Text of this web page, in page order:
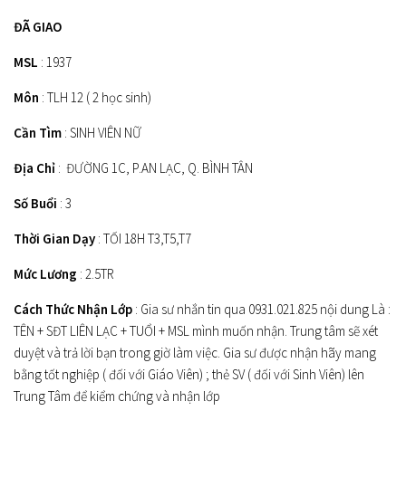
ĐÃ GIAO
MSL : 1937
Môn : TLH 12 ( 2 học sinh)
Cần Tìm : SINH VIÊN NỮ
Địa Chỉ : ĐƯỜNG 1C, P.AN LẠC, Q. BÌNH TÂN
Số Buổi : 3
Thời Gian Dạy : TỐI 18H T3,T5,T7
Mức Lương : 2.5TR
Cách Thức Nhận Lớp : Gia sư nhắn tin qua 0931.021.825 nội dung Là :
TÊN + SĐT LIÊN LẠC + TUỔI + MSL mình muốn nhận. Trung tâm sẽ xét
duyệt và trả lời bạn trong giờ làm việc. Gia sư được nhận hãy mang
bằng tốt nghiệp ( đối với Giáo Viên) ; thẻ SV ( đối với Sinh Viên) lên
Trung Tâm để kiểm chứng và nhận lớp